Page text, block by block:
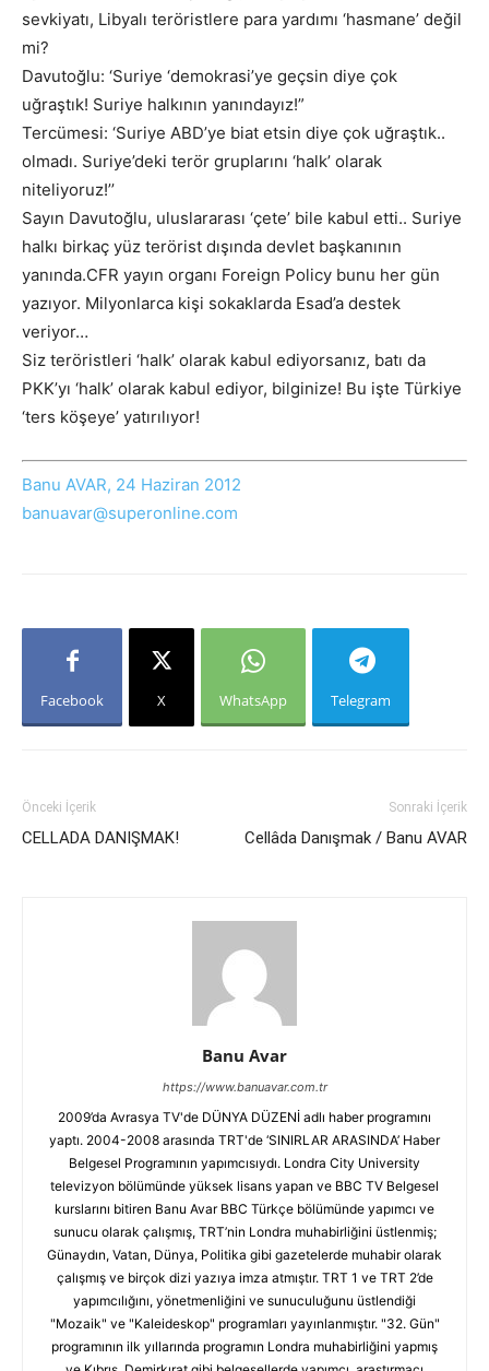
sevkiyatı, Libyalı teröristlere para yardımı ‘hasmane’ değil
mi?
Davutoğlu: ‘Suriye ‘demokrasi’ye geçsin diye çok
uğraştık! Suriye halkının yanındayız!”
Tercümesi: ‘Suriye ABD’ye biat etsin diye çok uğraştık..
olmadı. Suriye’deki terör gruplarını ‘halk’ olarak
niteliyoruz!’’
Sayın Davutoğlu, uluslararası ‘çete’ bile kabul etti.. Suriye
halkı birkaç yüz terörist dışında devlet başkanının
yanında.CFR yayın organı Foreign Policy bunu her gün
yazıyor. Milyonlarca kişi sokaklarda Esad’a destek
veriyor…
Siz teröristleri ‘halk’ olarak kabul ediyorsanız, batı da
PKK’yı ‘halk’ olarak kabul ediyor, bilginize! Bu işte Türkiye
‘ters köşeye’ yatırılıyor!
Banu AVAR, 24 Haziran 2012
banuavar@superonline.com
Facebook X WhatsApp Telegram
Önceki İçerik
CELLADA DANIŞMAK!
Sonraki İçerik
Cellâda Danışmak / Banu AVAR
Banu Avar
https://www.banuavar.com.tr
2009’da Avrasya TV'de DÜNYA DÜZENİ adlı haber programını
yaptı. 2004-2008 arasında TRT'de ‘SINIRLAR ARASINDA’ Haber
Belgesel Programının yapımcısıydı. Londra City University
televizyon bölümünde yüksek lisans yapan ve BBC TV Belgesel
kurslarını bitiren Banu Avar BBC Türkçe bölümünde yapımcı ve
sunucu olarak çalışmış, TRT’nin Londra muhabirliğini üstlenmiş;
Günaydın, Vatan, Dünya, Politika gibi gazetelerde muhabir olarak
çalışmış ve birçok dizi yazıya imza atmıştır. TRT 1 ve TRT 2’de
yapımcılığını, yönetmenliğini ve sunuculuğunu üstlendiği
"Mozaik" ve "Kaleideskop" programları yayınlanmıştır. "32. Gün"
programının ilk yıllarında programın Londra muhabirliğini yapmış